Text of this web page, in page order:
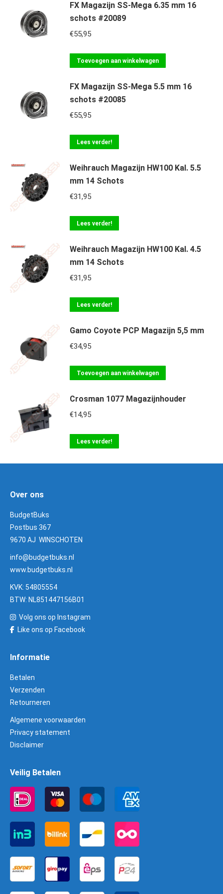
FX Magazijn SS-Mega 6.35 mm 16
schots #20089
€55,95
Toevoegen aan winkelwagen
FX Magazijn SS-Mega 5.5 mm 16
schots #20085
€55,95
Lees verder!
Weihrauch Magazijn HW100 Kal. 5.5
mm 14 Schots
€31,95
Lees verder!
Weihrauch Magazijn HW100 Kal. 4.5
mm 14 Schots
€31,95
Lees verder!
Gamo Coyote PCP Magazijn 5,5 mm
€34,95
Toevoegen aan winkelwagen
Crosman 1077 Magazijnhouder
€14,95
Lees verder!
Over ons
BudgetBuks
Postbus 367
9670 AJ WINSCHOTEN
info@budgetbuks.nl
www.budgetbuks.nl
KVK: 54805554
BTW: NL851447156B01
Volg ons op Instagram
Like ons op Facebook
Informatie
Betalen
Verzenden
Retourneren
Algemene voorwaarden
Privacy statement
Disclaimer
Veilig Betalen